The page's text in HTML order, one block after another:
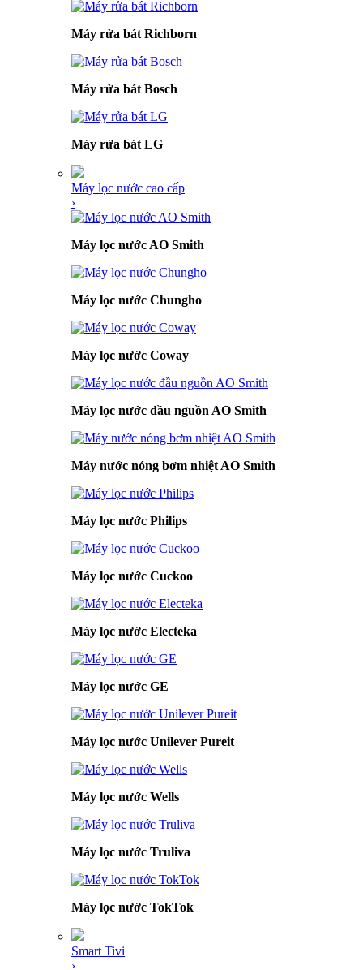
Máy rửa bát Richborn
Máy rửa bát Bosch
Máy rửa bát LG
Máy lọc nước cao cấp
›
Máy lọc nước AO Smith
Máy lọc nước Chungho
Máy lọc nước Coway
Máy lọc nước đầu nguồn AO Smith
Máy nước nóng bơm nhiệt AO Smith
Máy lọc nước Philips
Máy lọc nước Cuckoo
Máy lọc nước Electeka
Máy lọc nước GE
Máy lọc nước Unilever Pureit
Máy lọc nước Wells
Máy lọc nước Truliva
Máy lọc nước TokTok
Smart Tivi
›